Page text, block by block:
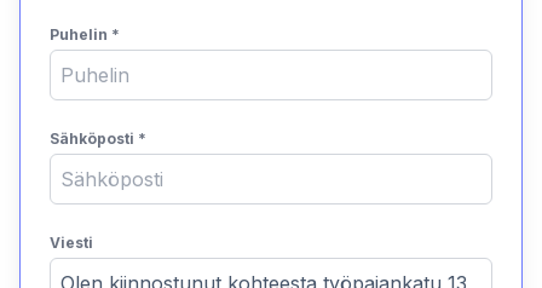
Puhelin *
Sähköposti *
Viesti